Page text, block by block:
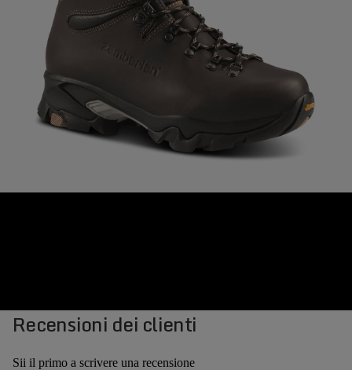
Recensioni dei clienti
Sii il primo a scrivere una recensione